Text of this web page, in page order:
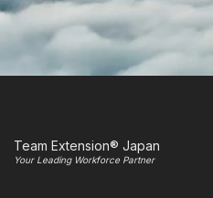
Team Extension® Japan
Your Leading Workforce Partner